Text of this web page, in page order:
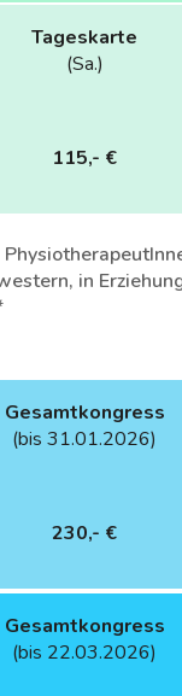
Tageskarte
(Sa.)
115,- €
in
Gesamtkongress
(bis 31.01.2026)
230,- €
Gesamtkongress
(bis 22.03.2026)